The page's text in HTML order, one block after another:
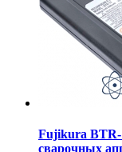
Fujikura BTR-
сварочных